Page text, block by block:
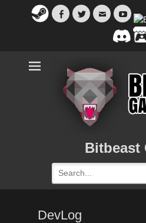
Facebook
TwitterEmail
Bitbeast
Search
for:
DevLog